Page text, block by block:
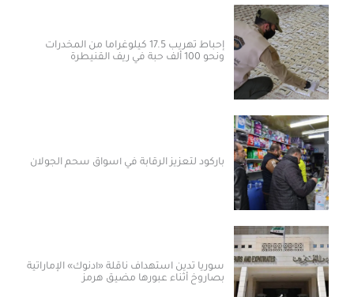
إحباط تهريب 17.5 كيلوغراماً من المخدرات
ونحو 100 ألف حبة في ريف القنيطرة
باركود لتعزيز الرقابة في أسواق سحم الجولان
سوريا تدين استهداف ناقلة «أدنوك» الإماراتية
بصاروخ أثناء عبورها مضيق هرمز